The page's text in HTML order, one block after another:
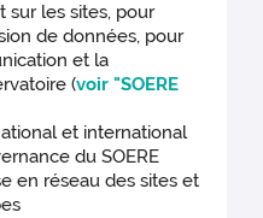
sur les sites, pour
de données, pour
et la
(voir "SOERE
et international
du SOERE
en réseau des sites et